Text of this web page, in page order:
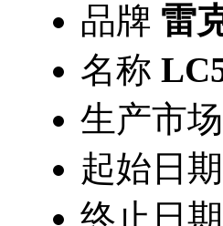
品牌 雷
名称
生产市场
起始日期
终止日期